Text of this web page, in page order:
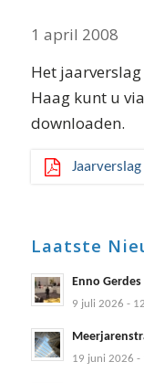
1 april 2008
Het
Haag kunt u
downloaden.
Laatste
Enno
9 juli 2026 -
19 juni 2026 -